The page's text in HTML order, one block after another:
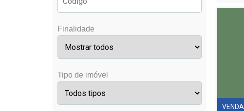
VENDA
Finalidade
Tipo de imóvel